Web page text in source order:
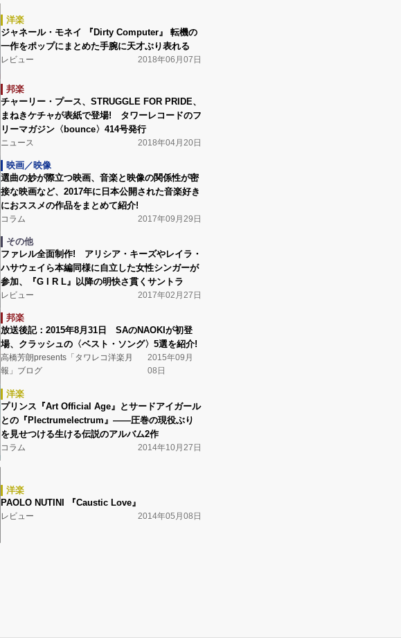
洋楽
ジャネール・モネイ 『Dirty Computer』 転機の
一作をポップにまとめた手腕に天才ぶり表れる
レビュー 2018年06月07日
邦楽
チャーリー・プース、STRUGGLE FOR PRIDE、
まねきケチャが表紙で登場! タワーレコードのフ
リーマガジン〈bounce〉414号発行
ニュース 2018年04月20日
映画／映像
選曲の妙が際立つ映画、音楽と映像の関係性が密
接な映画など、2017年に日本公開された音楽好き
におススメの作品をまとめて紹介!
コラム 2017年09月29日
その他
ファレル全面制作! アリシア・キーズやレイラ・
ハサウェイら本編同様に自立した女性シンガーが
参加、『G I R L』以降の明快さ貫くサントラ
レビュー 2017年02月27日
邦楽
放送後記：2015年8月31日 SAのNAOKIが初登
場、クラッシュの〈ベスト・ソング〉5選を紹介!
高橋芳朗presents「タワレコ洋楽月
報」ブログ
2015年09月
08日
洋楽
プリンス『Art Official Age』とサードアイガール
との『Plectrumelectrum』――圧巻の現役ぶり
を見せつける生ける伝説のアルバム2作
コラム 2014年10月27日
洋楽
PAOLO NUTINI 『Caustic Love』
レビュー 2014年05月08日